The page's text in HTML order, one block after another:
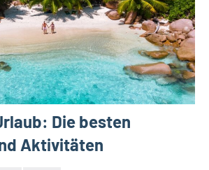
Die besten
Aktivitäten